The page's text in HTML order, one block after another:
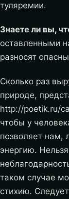
туляремии.
Знаете ли вы,
оставленными
разносят
Сколько раз
природе,
http://poetik.ru/
чтобы у
позволяет нам,
энергию.
таком случае
стихию.